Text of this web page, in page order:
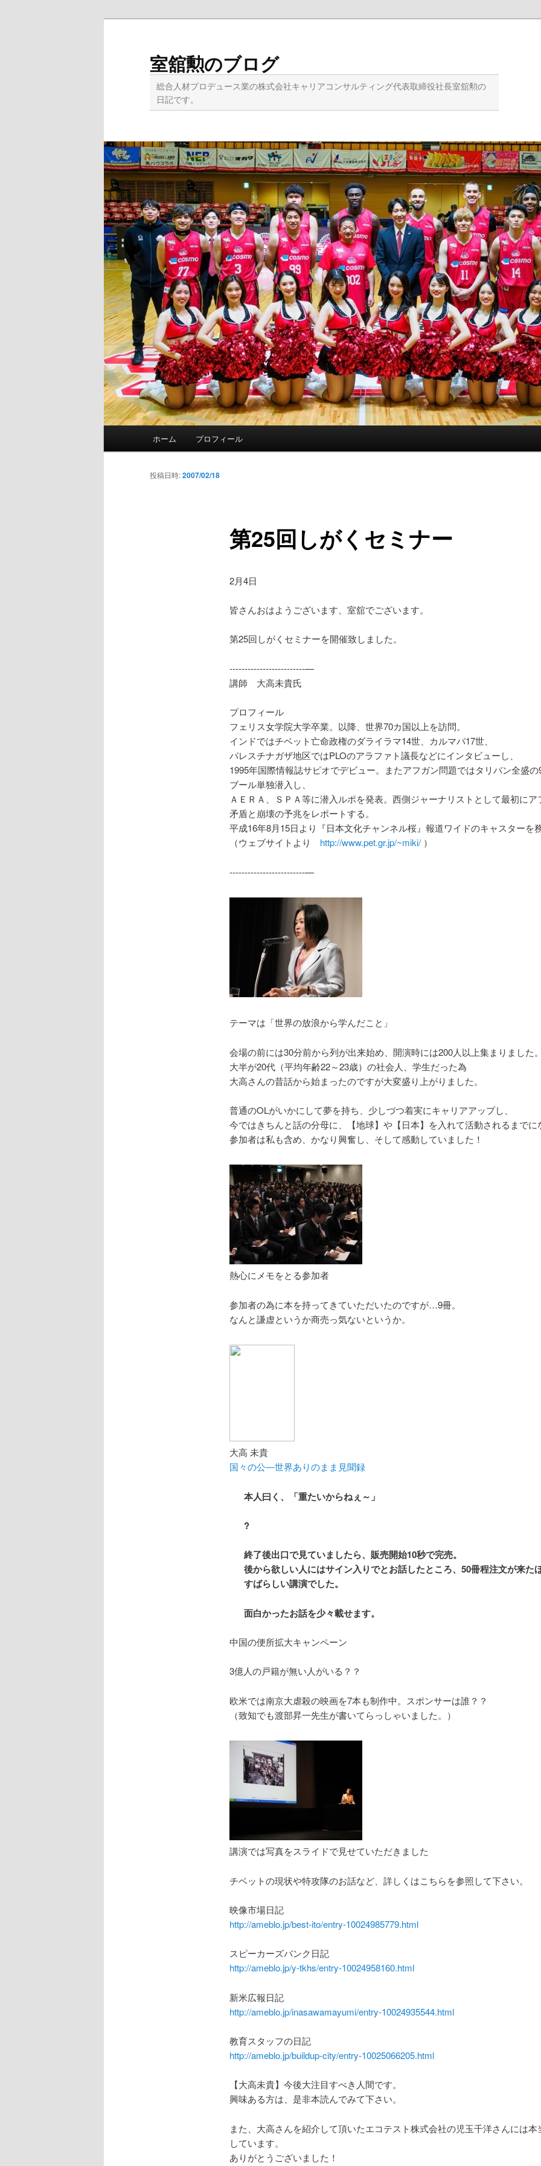
室舘勲のブログ
総合人材プロデュース業の株式会社キャリアコンサルティング代表取締役社長室舘勲の
日記です。
ホーム プロフィール
第25回しがくセミナー
投稿日時:2007/02/18
2月4日
皆さんおはようございます、室舘でございます。
第25回しがくセミナーを開催致しました。
-------------------------—
講師 大高未貴氏
プロフィール
フェリス女学院大学卒業。以降、世界70カ国以上を訪問。
インドではチベット亡命政権のダライラマ14世、カルマパ17世、
パレスチナガザ地区ではPLOのアラファト議長などにインタビューし、
1995年国際情報誌サピオでデビュー。またアフガン問題ではタリバン全盛
ブール単独潜入し、
ＡＥＲＡ、ＳＰＡ等に潜入ルポを発表。西側ジャーナリストとして最初にア
矛盾と崩壊の予兆をレポートする。
平成16年8月15日より『日本文化チャンネル桜』報道ワイドのキャスターを
（ウェブサイトより http://www.pet.gr.jp/~miki/）
-------------------------—
テーマは「世界の放浪から学んだこと」
会場の前には30分前から列が出来始め、開演時には200人以上集まりました
大半が20代（平均年齢22～23歳）の社会人、学生だった為
大高さんの昔話から始まったのですが大変盛り上がりました。
普通のOLがいかにして夢を持ち、少しづつ着実にキャリアアップし、
今ではきちんと話の分母に、【地球】や【日本】を入れて活動されるまでに
参加者は私も含め、かなり興奮し、そして感動していました！
熱心にメモをとる参加者
参加者の為に本を持ってきていただいたのですが…9冊。
なんと謙虚というか商売っ気ないというか。
大高 未貴
国々の公―世界ありのまま見聞録
本人曰く、「重たいからねぇ～」
?
終了後出口で見ていましたら、販売開始10秒で完売。
後から欲しい人にはサイン入りでとお話したところ、50冊程注文が来た
すばらしい講演でした。
面白かったお話を少々載せます。
中国の便所拡大キャンペーン
3億人の戸籍が無い人がいる？？
欧米では南京大虐殺の映画を7本も制作中。スポンサーは誰？？
（致知でも渡部昇一先生が書いてらっしゃいました。）
講演では写真をスライドで見せていただきました
チベットの現状や特攻隊のお話など、詳しくはこちらを参照して下さい。
映像市場日記
http://ameblo.jp/best-ito/entry-10024985779.html
スピーカーズバンク日記
http://ameblo.jp/y-tkhs/entry-10024958160.html
新米広報日記
http://ameblo.jp/inasawamayumi/entry-10024935544.html
教育スタッフの日記
http://ameblo.jp/buildup-city/entry-10025066205.html
【大高未貴】今後大注目すべき人間です。
興味ある方は、是非本読んでみて下さい。
また、大高さんを紹介して頂いたエコテスト株式会社の児玉千洋さんには本
しています。
ありがとうございました！